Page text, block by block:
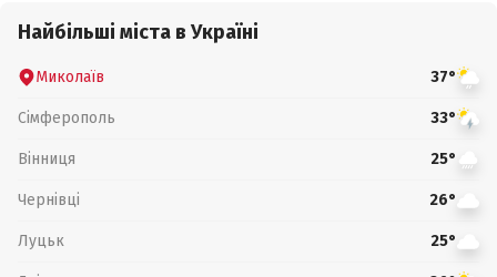
Найбільші міста в Україні
Миколаїв 37°
Сімферополь 33°
Вінниця 25°
Чернівці 26°
Луцьк 25°